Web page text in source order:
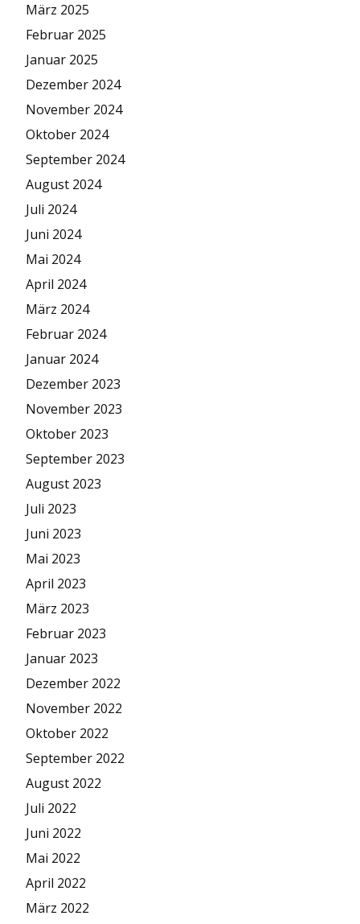
März 2025
Februar 2025
Januar 2025
Dezember 2024
November 2024
Oktober 2024
September 2024
August 2024
Juli 2024
Juni 2024
Mai 2024
April 2024
März 2024
Februar 2024
Januar 2024
Dezember 2023
November 2023
Oktober 2023
September 2023
August 2023
Juli 2023
Juni 2023
Mai 2023
April 2023
März 2023
Februar 2023
Januar 2023
Dezember 2022
November 2022
Oktober 2022
September 2022
August 2022
Juli 2022
Juni 2022
Mai 2022
April 2022
März 2022